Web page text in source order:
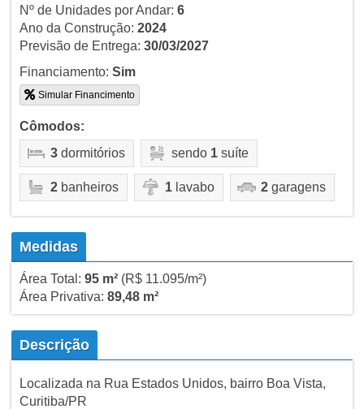
Nº de Unidades por Andar: 6
Ano da Construção: 2024
Previsão de Entrega: 30/03/2027
Financiamento: Sim
Simular Financimento
Cômodos:
3dormitórios sendo 1suíte
2banheiros 1lavabo 2garagens
Medidas
Área Total: 95 m²(R$ 11.095/m²)
Área Privativa: 89,48 m²
Descrição
Localizada na Rua Estados Unidos, bairro Boa Vista,
Curitiba/PR